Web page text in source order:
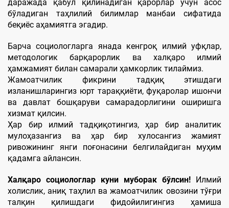
даражада қабул қилинадиган қарорлар учун асос
бўладиган таҳлилий билимлар манбаи сифатида
беқиёс аҳамиятга эгадир.
Барча социологларга янада кенгроқ илмий уфқлар,
методологик барқарорлик ва халқаро илмий
ҳамжамият билан самарали ҳамкорлик тилаймиз.
Жамоатчилик фикрини тадқиқ этишдаги
изланишларингиз юрт тараққиёти, фуқаролар ишончи
ва давлат бошқаруви самарадорлигини оширишга
хизмат қилсин.
Ҳар бир илмий тадқиқотингиз, ҳар бир аналитик
мулоҳазангиз ва ҳар бир хулосангиз жамият
ривожининг янги поғонасини белгилайдиган муҳим
қадамга айлансин.
Халқаро социологлар куни муборак бўлсин! Илмий
холислик, аниқ таҳлил ва жамоатчилик овозини тўғри
талқин қилишдаги фидойилигингиз ҳамиша